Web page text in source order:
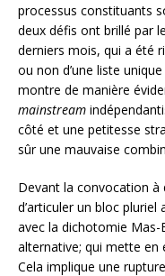
processus constituants
deux défis ont brillé par
derniers mois, qui a été
ou non d’une liste
montre de manière
mainstream
côté et une petitesse
sûr une mauvaise
Devant la convocation à
d’articuler un bloc
avec la dichotomie Mas-
alternative; qui mette en
Cela implique une